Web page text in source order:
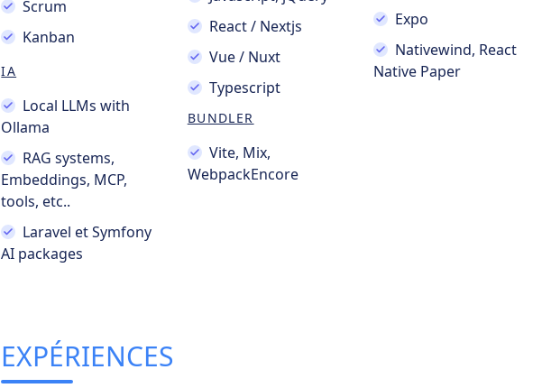
Scrum
Kanban
IA
Local LLMs with
Ollama
RAG systems,
Embeddings, MCP,
tools, etc..
Laravel et Symfony
AI packages
React / Nextjs
Vue / Nuxt
Typescript
BUNDLER
Vite, Mix,
WebpackEncore
Expo
Nativewind, React
Native Paper
EXPÉRIENCES